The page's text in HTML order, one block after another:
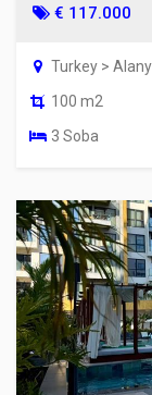
€ 117.000
Turkey >
100 m2
3 Soba